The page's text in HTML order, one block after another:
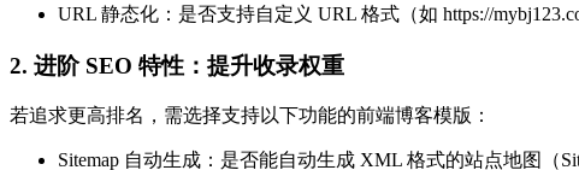
URL 静态化：是否支持自定义 URL 格式（如 https://
2. 进阶 SEO 特性：提升收录权重
若追求更高排名，需选择支持以下功能的前端博客模版：
Sitemap 自动生成：是否能自动生成 XML 格式的站点地图（